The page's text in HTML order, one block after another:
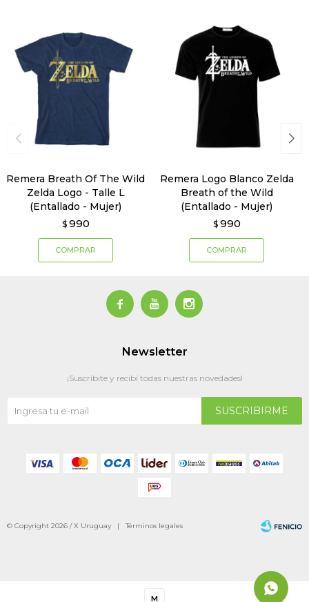
M
Remera Breath Of The Wild
Zelda Logo - Talle L
(Entallado - Mujer)
$ 990
Remera Logo Blanco Zelda
Breath of the Wild
(Entallado - Mujer)
$ 990
  
Newsletter
¡Suscribite y recibí todas nuestras novedades!
SUSCRIBIRME
© Copyright 2026 / X Uruguay |Términos legales